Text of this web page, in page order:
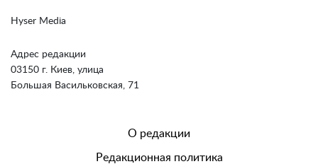
Hyser Media
Адрес редакции
03150 г. Киев, улица
Большая Васильковская, 71
О редакции
Редакционная политика